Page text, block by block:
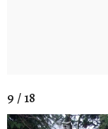
9 / 18